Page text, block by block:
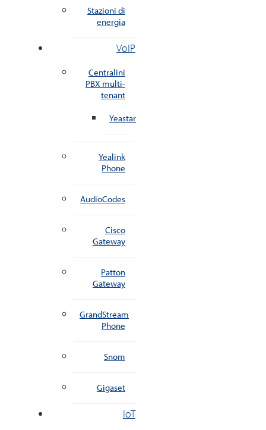
Stazioni di
energia
VoIP
Centralini
PBX multi-
tenant
Yeastar
Yealink
Phone
AudioCodes
Cisco
Gateway
Patton
Gateway
GrandStream
Phone
Snom
Gigaset
IoT